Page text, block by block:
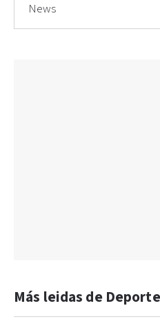
News
Más leidas de